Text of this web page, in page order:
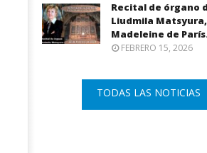
del 11-M con una declaración
institucional y ofrenda floral.
Recital de órgano
Liudmila
Madeleine de
FEBRERO 15, 2026
TODAS LAS NOTICIAS